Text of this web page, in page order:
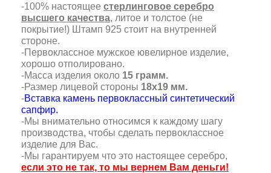
-100% настоящее стерлинговое серебро
высшего качества, литое и толстое (не
покрытие!) Штамп 925 стоит на внутренней
стороне.
-Первоклассное мужское ювелирное изделие,
хорошо отполировано.
-Масса изделия около 15 грамм.
-Размер лицевой стороны 18х19 мм.
-Вставка камень первоклассный синтетический
сапфир.
-Мы внимательно относимся к каждому шагу
производства, чтобы сделать первоклассное
изделие для Вас.
-Мы гарантируем что это настоящее серебро,
если это не так, то мы вернем Вам деньги!